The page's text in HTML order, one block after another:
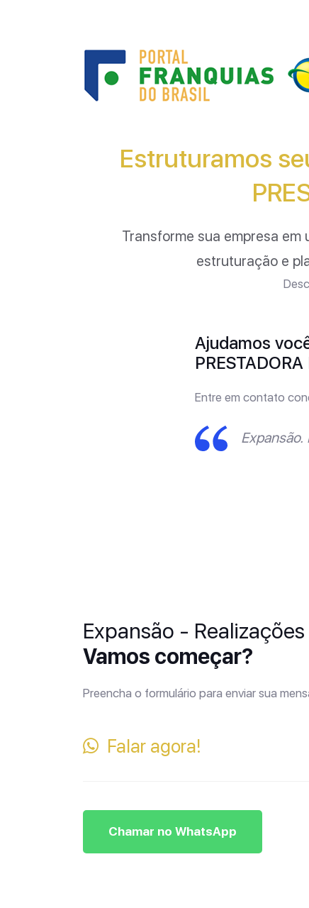
Estruturamos
Transforme sua empresa em
estruturação e
Ajudamos
Entre em contato
Expansão.
Expansão -
Vamos começar?
Preencha o formulário para enviar sua
Falar agora!
Chamar no WhatsApp